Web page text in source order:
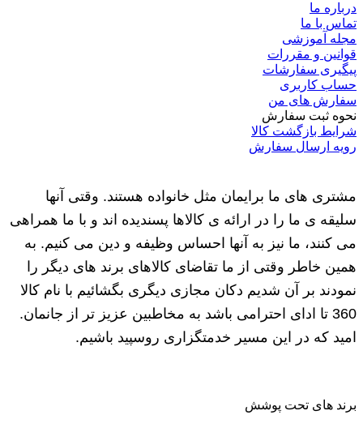
درباره ما
تماس با ما
مجله آموزشی
قوانین و مقررات
پیگیری سفارشات
حساب کاربری
سفارش های من
نحوه ثبت سفارش
شرایط بازگشت کالا
رویه ارسال سفارش
مشتری های ما برایمان مثل خانواده هستند. وقتی آنها
سلیقه ی ما را در ارائه ی کالاها پسندیده اند و با ما همراهی
می کنند، ما نیز به آنها احساس وظیفه و دین می کنیم. به
همین خاطر وقتی از ما تقاضای کالاهای برند های دیگر را
نمودند بر آن شدیم دکان مجازی دیگری بگشائیم با نام کالا
360 تا ادای احترامی باشد به مخاطبین عزیز تر از جانمان.
امید که در این مسیر خدمتگزاری روسپید باشیم.
برند های تحت پوشش